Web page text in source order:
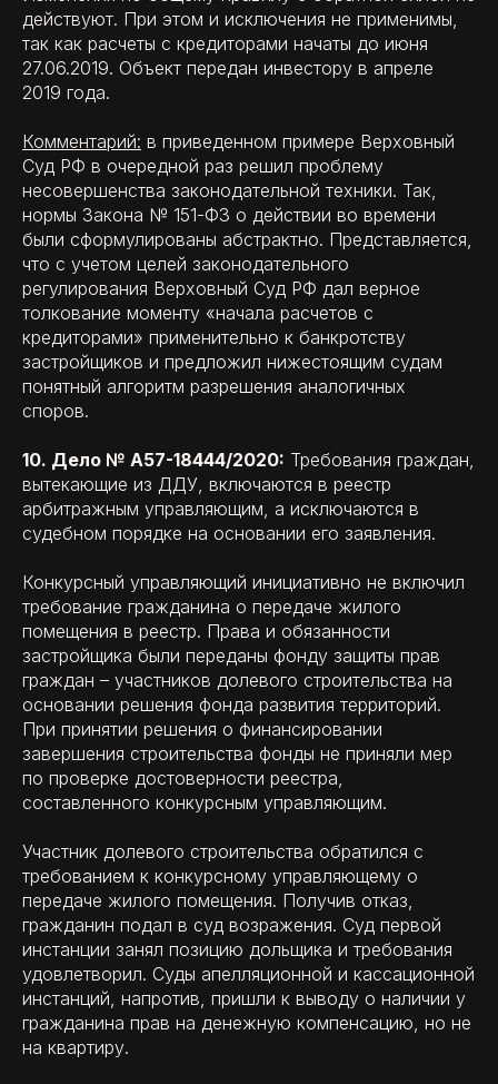
действуют. При этом и исключения не применимы,
так как расчеты с кредиторами начаты до июня
27.06.2019. Объект передан инвестору в апреле
2019 года.
Комментарий: в приведенном примере Верховный
Суд РФ в очередной раз решил проблему
несовершенства законодательной техники. Так,
нормы Закона № 151-ФЗ о действии во времени
были сформулированы абстрактно. Представляется,
что с учетом целей законодательного
регулирования Верховный Суд РФ дал верное
толкование моменту «начала расчетов с
кредиторами» применительно к банкротству
застройщиков и предложил нижестоящим судам
понятный алгоритм разрешения аналогичных
споров.
10. Дело № А57-18444/2020: Требования граждан,
вытекающие из ДДУ, включаются в реестр
арбитражным управляющим, а исключаются в
судебном порядке на основании его заявления.
Конкурсный управляющий инициативно не включил
требование гражданина о передаче жилого
помещения в реестр. Права и обязанности
застройщика были переданы фонду защиты прав
граждан – участников долевого строительства на
основании решения фонда развития территорий.
При принятии решения о финансировании
завершения строительства фонды не приняли мер
по проверке достоверности реестра,
составленного конкурсным управляющим.
Участник долевого строительства обратился с
требованием к конкурсному управляющему о
передаче жилого помещения. Получив отказ,
гражданин подал в суд возражения. Суд первой
инстанции занял позицию дольщика и требования
удовлетворил. Суды апелляционной и кассационной
инстанций, напротив, пришли к выводу о наличии у
гражданина прав на денежную компенсацию, но не
на квартиру.